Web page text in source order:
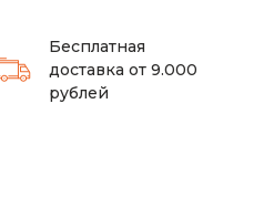
Бесплатная
доставка от 9.000
рублей